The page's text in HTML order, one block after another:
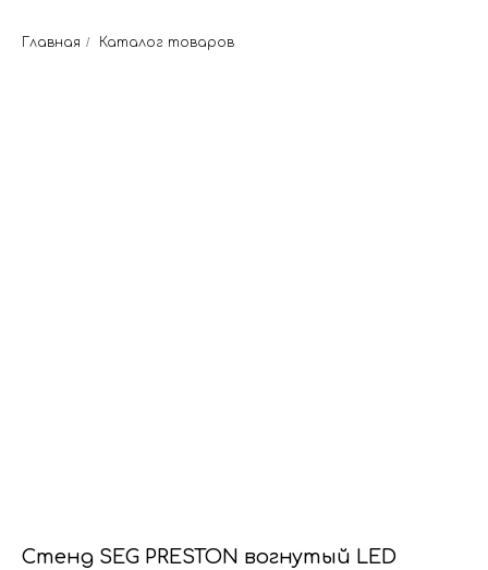
Главная / Каталог товаров
Стенд SEG PRESTON вогнутый LED